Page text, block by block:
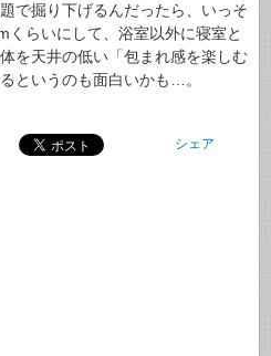
で掘り下げるんだったら、いっそ
くらいにして、浴室以外に寝室と
を天井の低い「包まれ感を楽しむ
というのも面白いかも…。
シェア